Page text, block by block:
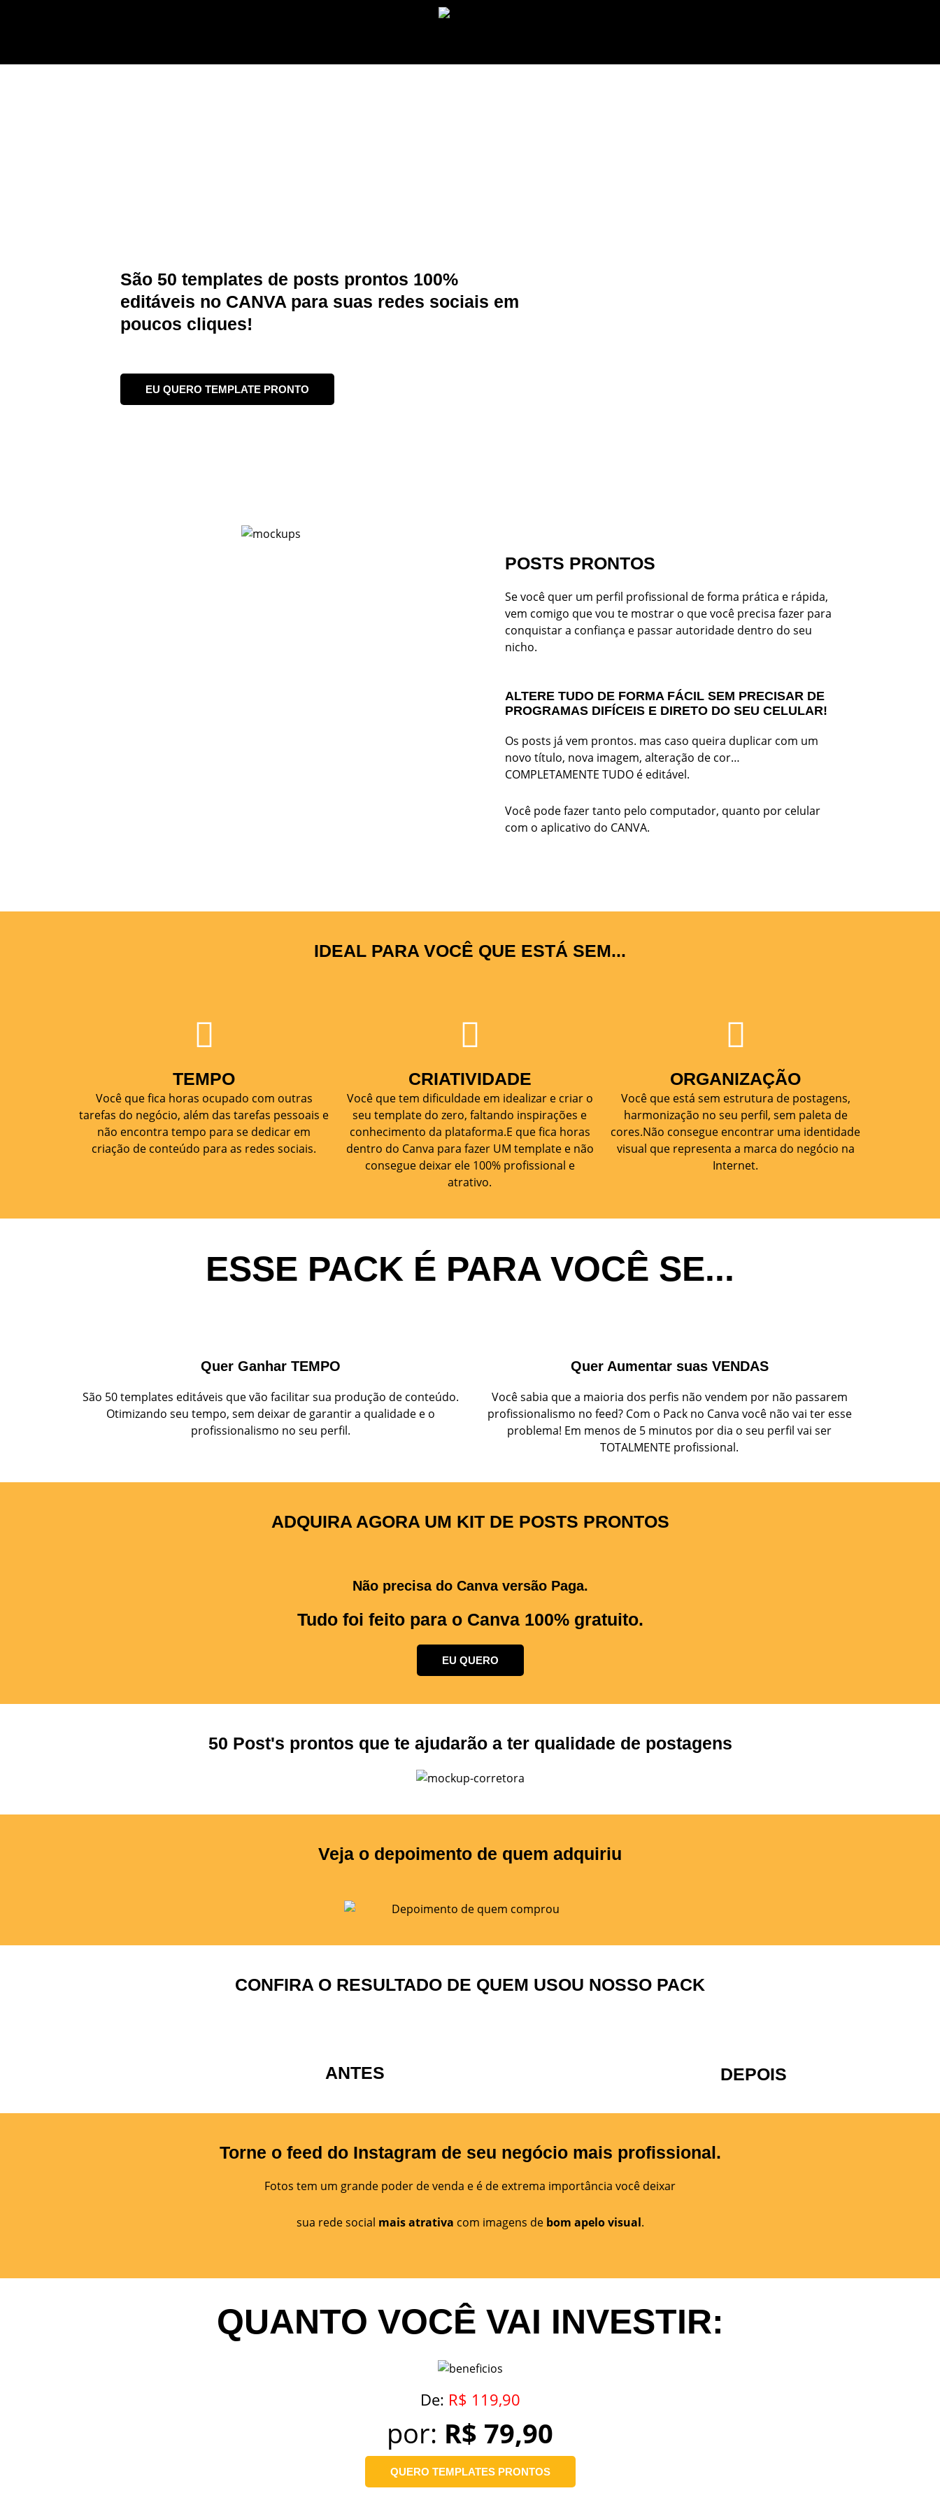
São 50 templates de posts prontos 100%
editáveis no CANVA para suas redes sociais em
poucos cliques!
EU QUERO TEMPLATE PRONTO
POSTS PRONTOS
Se você quer um perfil profissional de forma prática e rápida,
vem comigo que vou te mostrar o que você precisa fazer para
conquistar a confiança e passar autoridade dentro do seu
nicho.
ALTERE TUDO DE FORMA FÁCIL SEM PRECISAR DE
PROGRAMAS DIFÍCEIS E DIRETO DO SEU CELULAR!
Os posts já vem prontos. mas caso queira duplicar com um
novo título, nova imagem, alteração de cor…
COMPLETAMENTE TUDO é editável.
Você pode fazer tanto pelo computador, quanto por celular
com o aplicativo do CANVA.
IDEAL PARA VOCÊ QUE ESTÁ SEM...
TEMPO
Você que fica horas ocupado com outras
tarefas do negócio, além das tarefas pessoais e
não encontra tempo para se dedicar em
criação de conteúdo para as redes sociais.
CRIATIVIDADE
Você que tem dificuldade em idealizar e criar o
seu template do zero, faltando inspirações e
conhecimento da plataforma.E que fica horas
dentro do Canva para fazer UM template e não
consegue deixar ele 100% profissional e
atrativo.
ORGANIZAÇÃO
Você que está sem estrutura de postagens,
harmonização no seu perfil, sem paleta de
cores.Não consegue encontrar uma identidade
visual que representa a marca do negócio na
Internet.
ESSE PACK É PARA VOCÊ SE...
Quer Ganhar TEMPO
São 50 templates editáveis que vão facilitar sua produção de conteúdo.
Otimizando seu tempo, sem deixar de garantir a qualidade e o
profissionalismo no seu perfil.
Quer Aumentar suas VENDAS
Você sabia que a maioria dos perfis não vendem por não passarem
profissionalismo no feed? Com o Pack no Canva você não vai ter esse
problema! Em menos de 5 minutos por dia o seu perfil vai ser
TOTALMENTE profissional.
ADQUIRA AGORA UM KIT DE POSTS PRONTOS
Não precisa do Canva versão Paga.
Tudo foi feito para o Canva 100% gratuito.
EU QUERO
50 Post's prontos que te ajudarão a ter qualidade de postagens
Veja o depoimento de quem adquiriu
CONFIRA O RESULTADO DE QUEM USOU NOSSO PACK
ANTES DEPOIS
Torne o feed do Instagram de seu negócio mais profissional.
Fotos tem um grande poder de venda e é de extrema importância você deixar
sua rede social mais atrativa com imagens de bom apelo visual.
QUANTO VOCÊ VAI INVESTIR:
De: R$ 119,90
por: R$ 79,90
QUERO TEMPLATES PRONTOS